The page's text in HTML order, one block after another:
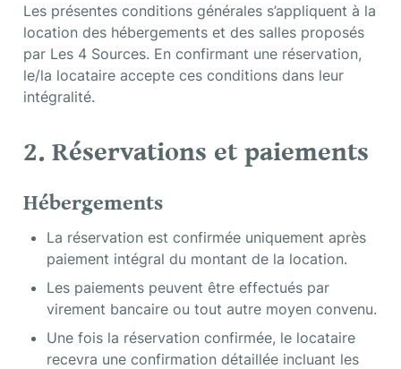
Les présentes conditions générales s’appliquent à la
location des hébergements et des salles proposés
par Les 4 Sources. En confirmant une réservation,
le/la locataire accepte ces conditions dans leur
intégralité.
2. Réservations et paiements
Hébergements
La réservation est confirmée uniquement après
paiement intégral du montant de la location.
Les paiements peuvent être effectués par
virement bancaire ou tout autre moyen convenu.
Une fois la réservation confirmée, le locataire
recevra une confirmation détaillée incluant les